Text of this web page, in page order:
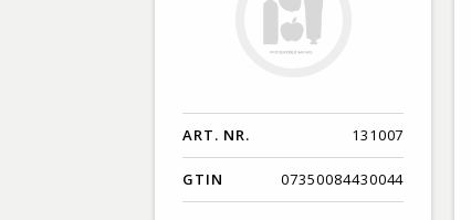
ART. NR. 131007
GTIN 07350084430044